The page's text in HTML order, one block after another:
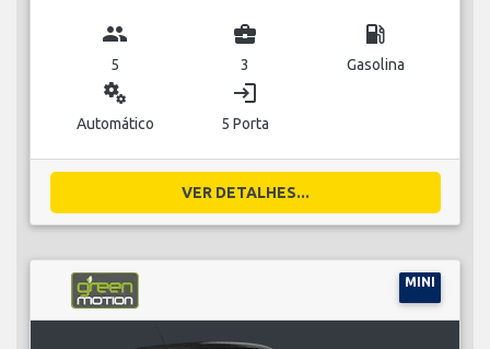
group
5
business_center
3
local_gas_station
Gasolina
miscellaneous_services
Automático
login
5 Porta
VER DETALHES...
MINI